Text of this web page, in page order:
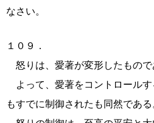
なさい。
１０９．
怒りは、愛著が変形したもので
よって、愛著をコントロールす
もすでに制御されたも同然である